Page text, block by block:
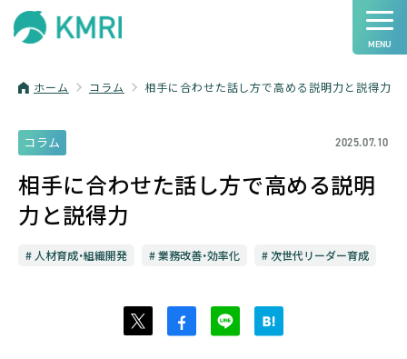
ホーム コラム 相手に合わせた話し方で高める説明力と説得力
コラム 2025.07.10
相手に合わせた話し方で高める説明
力と説得力
人材育成・組織開発 業務改善・効率化 次世代リーダー育成